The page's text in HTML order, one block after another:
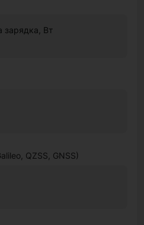
зарядка, Вт
QZSS, GNSS)